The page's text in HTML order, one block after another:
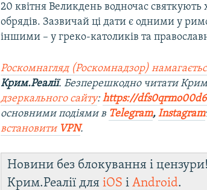
20 квітня Великдень водночас святкують
обрядів. Зазвичай ці дати є одними у
іншими – у греко-католиків та
Роскомнагляд (Роскомнадзор)
Крим.Реалії. Безперешкодно читати
дзеркального сайту:https://
основними подіями в Telegram,Instagram
встановити VPN.
Новини без блокування і
Крим.Реалії дляiOS іAndroid.